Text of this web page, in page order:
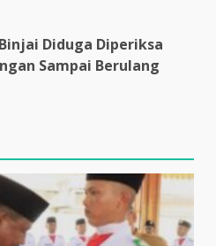
Diduga Diperiksa
Sampai Berulang